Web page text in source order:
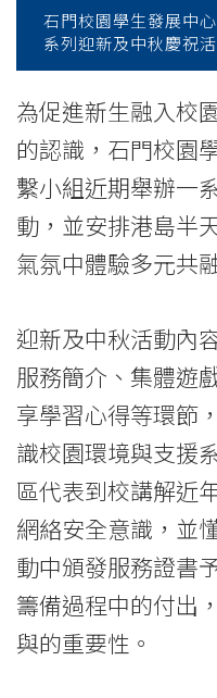
及
港
島
文
青
助
非
本
地
生
融
入
石門校園學生發展中
系列迎新及中秋慶祝活
為促進新生融入校
的認識，石門校園
繫小組近期舉辦一
動，並安排港島半
氣氛中體驗多元共
迎新及中秋活動內
服務簡介、集體遊
享學習心得等環節
識校園環境與支援
區代表到校講解近
網絡安全意識，並
動中頒發服務證書
籌備過程中的付出
與的重要性。